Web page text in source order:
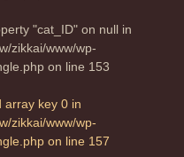
"cat_ID" on null in
zikkai/www/wp-
on line 153
array key 0 in
zikkai/www/wp-
on line 157